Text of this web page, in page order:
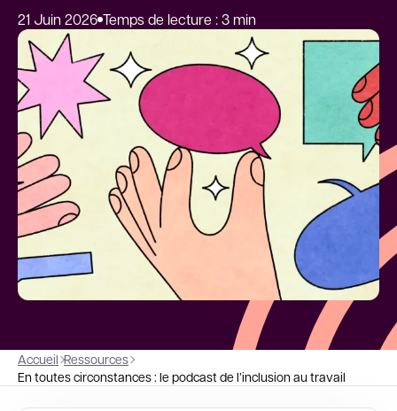
21 Juin 2026 Temps de lecture : 3 min
Accueil Ressources
En toutes circonstances : le podcast de l’inclusion au travail